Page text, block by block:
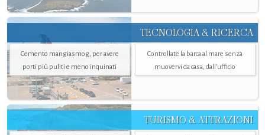
TECNOLOGIA & RICERCA
Cemento mangiasmog, per avere
porti più puliti e meno inquinati
Controllate la barca al mare senza
muovervi da casa, dall’ufficio
TURISMO & ATTRAZIONI